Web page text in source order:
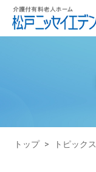
トップ > トピックス